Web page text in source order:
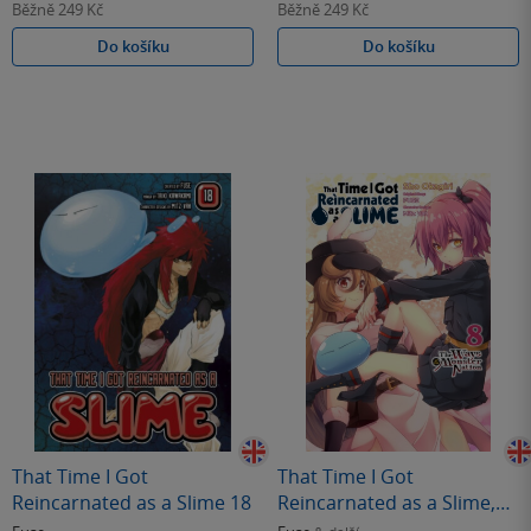
Běžně249 Kč
Do košíku
Běžně249 Kč
Do košíku
That Time I Got
Reincarnated as a Slime 18
That Time I Got
Reincarnated as a Slime,